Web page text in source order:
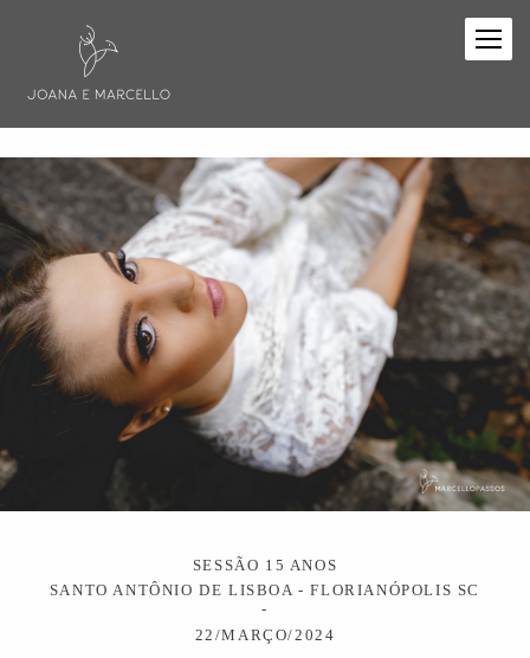
SESSÃO 15 ANOS
SANTO ANTÔNIO DE LISBOA - FLORIANÓPOLIS SC
22/MARÇO/2024